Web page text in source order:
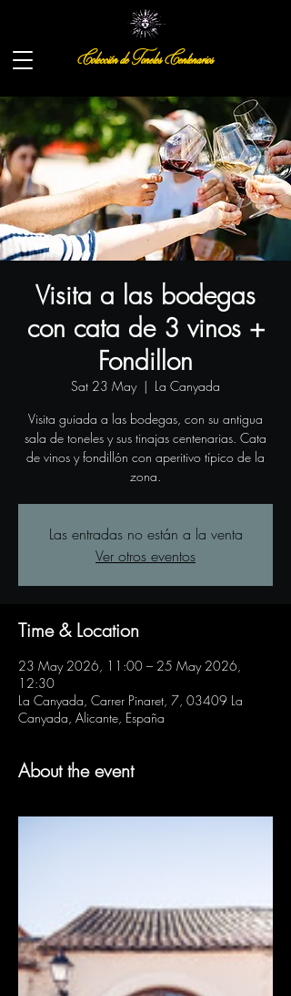
Colección de Toneles Centenarios
Visita a las bodegas
con cata de 3 vinos +
Fondillon
Sat 23 May
  |
La Canyada
Visita guiada a las bodegas, con su antigua
sala de toneles y sus tinajas centenarias. Cata
de vinos y fondillón con aperitivo típico de la
zona.
Las entradas no están a la venta
Ver otros eventos
Time & Location
23 May 2026, 11:00 – 25 May 2026,
12:30
La Canyada, Carrer Pinaret, 7, 03409 La
Canyada, Alicante, España
About the event